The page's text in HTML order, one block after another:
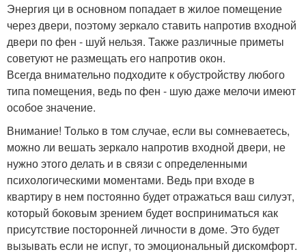
Энергия ци в основном попадает в жилое помещение
через двери, поэтому зеркало ставить напротив входной
двери по фен - шуй нельзя. Также различные приметы
советуют не размещать его напротив окон.
Всегда внимательно подходите к обустройству любого
типа помещения, ведь по фен - шую даже мелочи имеют
особое значение.
Внимание! Только в том случае, если вы сомневаетесь,
можно ли вешать зеркало напротив входной двери, не
нужно этого делать и в связи с определенными
психологическими моментами. Ведь при входе в
квартиру в нем постоянно будет отражаться ваш силуэт,
который боковым зрением будет восприниматься как
присутствие посторонней личности в доме. Это будет
вызывать если не испуг, то эмоциональный дискомфорт.